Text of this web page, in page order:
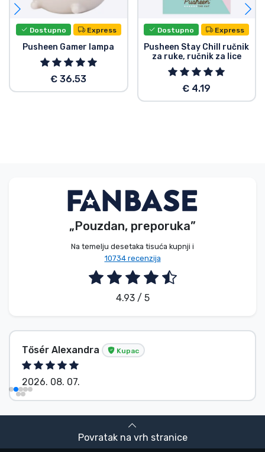
Dostupno Express
Pusheen Gamer lampa
€ 36.53
Dostupno Express
Pusheen Stay Chill ručnik
za ruke, ručnik za lice
€ 4.19
„Pouzdan, preporuka”
Na temelju desetaka tisuća kupnji i
10734 recenzija
4.93 / 5
Tősér Alexandra Kupac
2026. 08. 07.
Povratak na vrh stranice